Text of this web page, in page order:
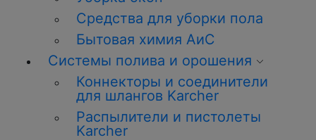
Средства для уборки пола
Бытовая химия АиС
Системы полива и орошения
Коннекторы и соединители
для шлангов Karcher
Распылители и пистолеты
Karcher